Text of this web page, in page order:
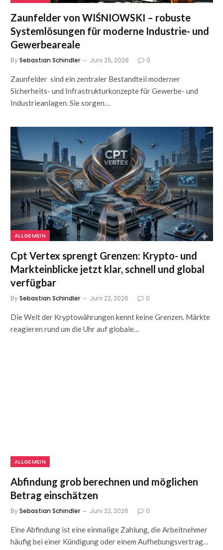
Zaunfelder von WIŚNIOWSKI – robuste
Systemlösungen für moderne Industrie- und
Gewerbeareale
BySebastian Schindler Juni 25, 2026 0
Zaunfelder sind ein zentraler Bestandteil moderner
Sicherheits- und Infrastrukturkonzepte für Gewerbe- und
Industrieanlagen. Sie sorgen…
ALLGEMEIN
Cpt Vertex sprengt Grenzen: Krypto- und
Markteinblicke jetzt klar, schnell und global
verfügbar
BySebastian Schindler Juni 22, 2026 0
Die Welt der Kryptowährungen kennt keine Grenzen. Märkte
reagieren rund um die Uhr auf globale…
ALLGEMEIN
Abfindung grob berechnen und möglichen
Betrag einschätzen
BySebastian Schindler Juni 22, 2026 0
Eine Abfindung ist eine einmalige Zahlung, die Arbeitnehmer
häufig bei einer Kündigung oder einem Aufhebungsvertrag…